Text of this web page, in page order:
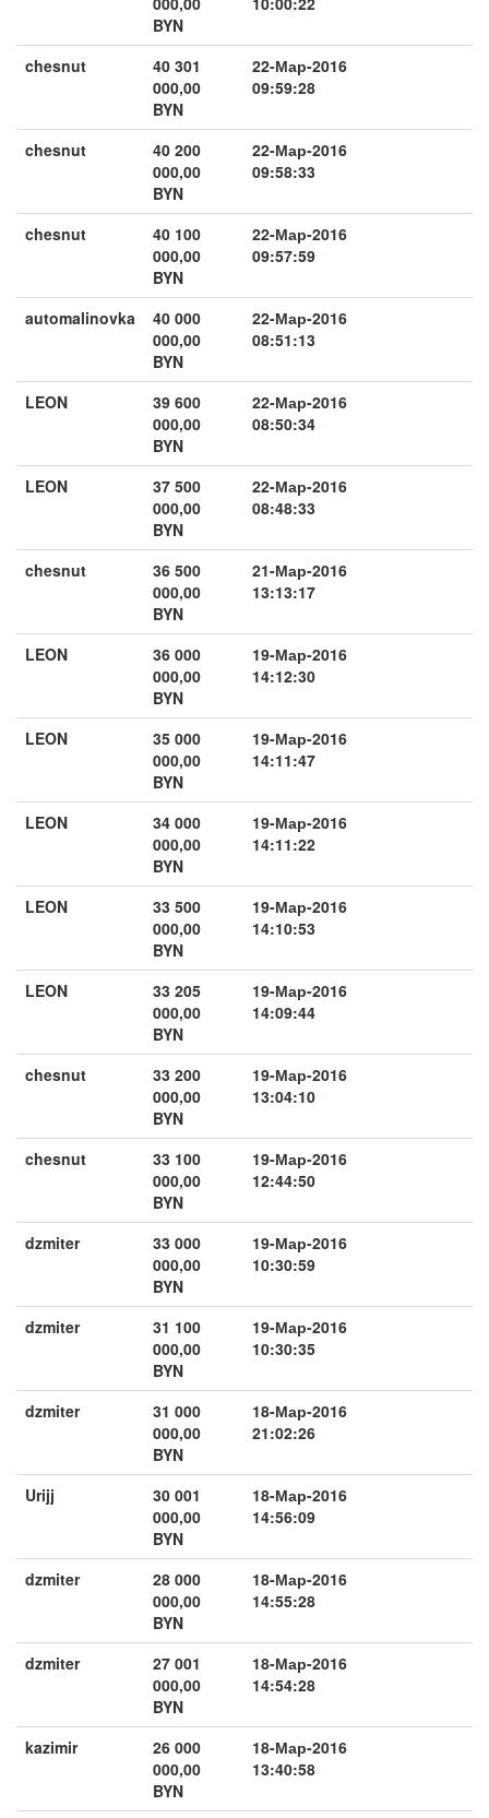
BYN
chesnut
40 301
000,00
BYN
22-Мар-2016
09:59:28
chesnut
40 200
000,00
BYN
22-Мар-2016
09:58:33
chesnut
40 100
000,00
BYN
22-Мар-2016
09:57:59
automalinovka
40 000
000,00
BYN
22-Мар-2016
08:51:13
LEON
39 600
000,00
BYN
22-Мар-2016
08:50:34
LEON
37 500
000,00
BYN
22-Мар-2016
08:48:33
chesnut
36 500
000,00
BYN
21-Мар-2016
13:13:17
LEON
36 000
000,00
BYN
19-Мар-2016
14:12:30
LEON
35 000
000,00
BYN
19-Мар-2016
14:11:47
LEON
34 000
000,00
BYN
19-Мар-2016
14:11:22
LEON
33 500
000,00
BYN
19-Мар-2016
14:10:53
LEON
33 205
000,00
BYN
19-Мар-2016
14:09:44
chesnut
33 200
000,00
BYN
19-Мар-2016
13:04:10
chesnut
33 100
000,00
BYN
19-Мар-2016
12:44:50
dzmiter
33 000
000,00
BYN
19-Мар-2016
10:30:59
dzmiter
31 100
000,00
BYN
19-Мар-2016
10:30:35
dzmiter
31 000
000,00
BYN
18-Мар-2016
21:02:26
Urijj
30 001
000,00
BYN
18-Мар-2016
14:56:09
dzmiter
28 000
000,00
BYN
18-Мар-2016
14:55:28
dzmiter
27 001
000,00
BYN
18-Мар-2016
14:54:28
kazimir
26 000
000,00
BYN
18-Мар-2016
13:40:58